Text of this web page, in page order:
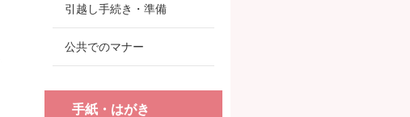
引越し手続き・準備
公共でのマナー
手紙・はがき